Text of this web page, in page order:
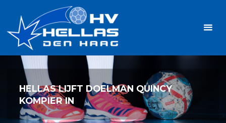
inhoud
HELLAS LIJFT DOELMAN QUINCY
KOMPIER IN